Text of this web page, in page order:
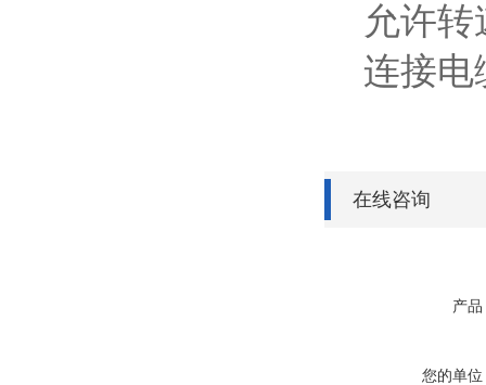
允许
连接电
在线咨询
产品
您的单位